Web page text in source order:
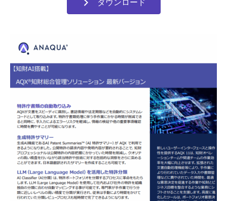
ダウンロード